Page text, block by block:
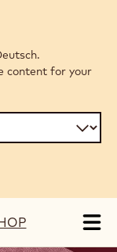
content for your